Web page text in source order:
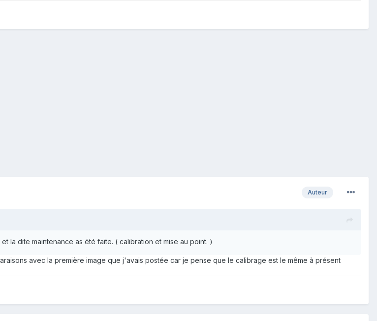
Auteur
la dite maintenance as été faite. ( calibration et mise au point. )
avec la première image que j'avais postée car je pense que le calibrage est le même à présent